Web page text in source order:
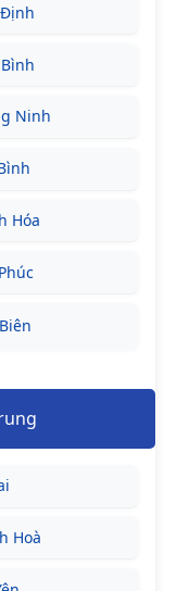
Ninh
Hóa
Hoà